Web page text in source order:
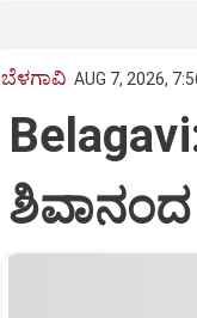
ಬೆಳಗಾವಿ AUG 7, 2026,